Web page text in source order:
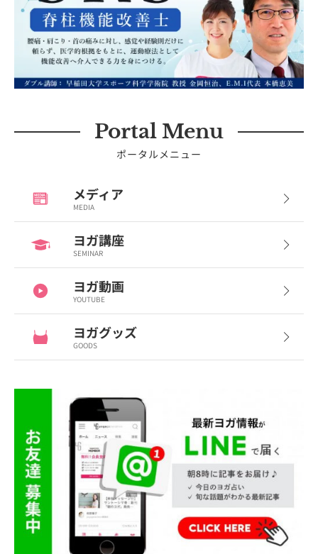
Portal Menu
ポータルメニュー
メディア
MEDIA
ヨガ講座
SEMINAR
ヨガ動画
YOUTUBE
ヨガグッズ
GOODS